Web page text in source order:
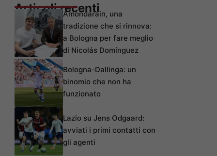
Articoli recenti
Amondarain, una
tradizione che si rinnova:
a Bologna per fare meglio
di Nicolás Domínguez
Bologna-Dallinga: un
binomio che non ha
funzionato
Lazio su Jens Odgaard:
avviati i primi contatti con
gli agenti